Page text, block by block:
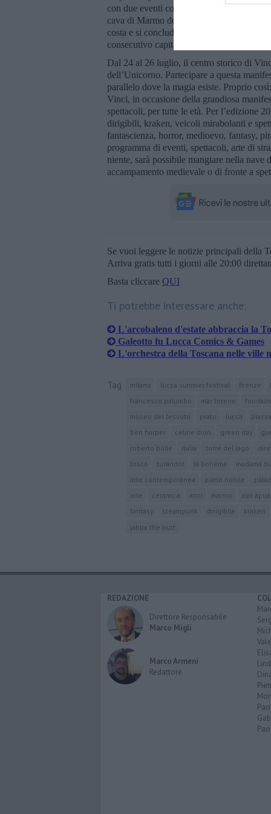
con due eventi consecutivi, un evento
cava di Marmo delle Alpi Apuane. Sabato
costa e si concluderà domenica 21 giugno
consecutivo capitale dell’Arcobaleno.
Dal 24 al 26 luglio, il centro storico di
dell’Unicorno. Partecipare a questa
parallelo dove la magia esiste. Proprio
Vinci, in occasione della grandiosa
spettacoli, per tutte le età. Per l’edizione
dirigibili, kraken, veicoli mirabolanti e
fantascienza, horror, medioevo, fantasy,
programma di eventi, spettacoli, arte di
niente, sarà possibile mangiare nella
accampamento medievale o di fronte a
Se vuoi leggere le notizie principali della
Arriva gratis tutti i giorni alle 20:00
Basta cliccare QUI
Ti potrebbe interessare anche:
L'arcobaleno d'estate abbraccia la
Galeotto fu Lucca Comics & Games
L'orchestra della Toscana nelle ville
Tag milano lucca summer festival firenze
francesco palumbo
mar tirreno
museo del tessuto
prato lucca
ben harper
céline dion green day
roberto bolle
italia torre del lago
tosca
turandot la bohème madama
arte contemporanea
piano nobile
arte
ceramica anci marmo alpi
fantasy
steampunk dirigibile kraken
jabba the hutt
REDAZIONE
Direttore Responsabile
Marco Migli
Marco Armeni
Redattore